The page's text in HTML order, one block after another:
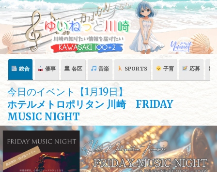
Skip
content
総合 催事 🏛 各区 音楽 SPORTS 子育 応募 🏛
今日のイベント【1月19日】
ホテルメトロポリタン 川崎 FRIDAY
MUSIC NIGHT